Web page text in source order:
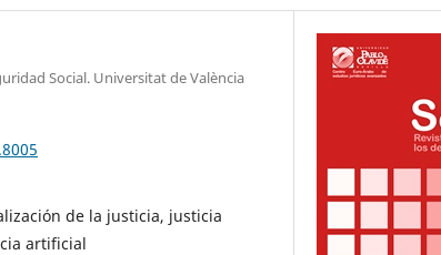
Social. Universitat de València
de la justicia, justicia
artificial